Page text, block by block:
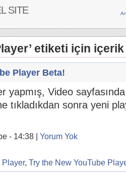
SITE
etiketi için
Player Beta!
yapmış, Video
tıkladıkdan sonra yeni
- 14:38 | Yorum Yok
Player, Try the New YouTube